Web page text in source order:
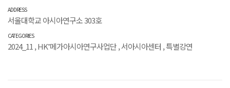
ADDRESS
서울대학교 아시아연구소 303호
CATEGORIES
2024_11 ,HK⁺메가아시아연구사업단,서아시아센터 ,특별강연